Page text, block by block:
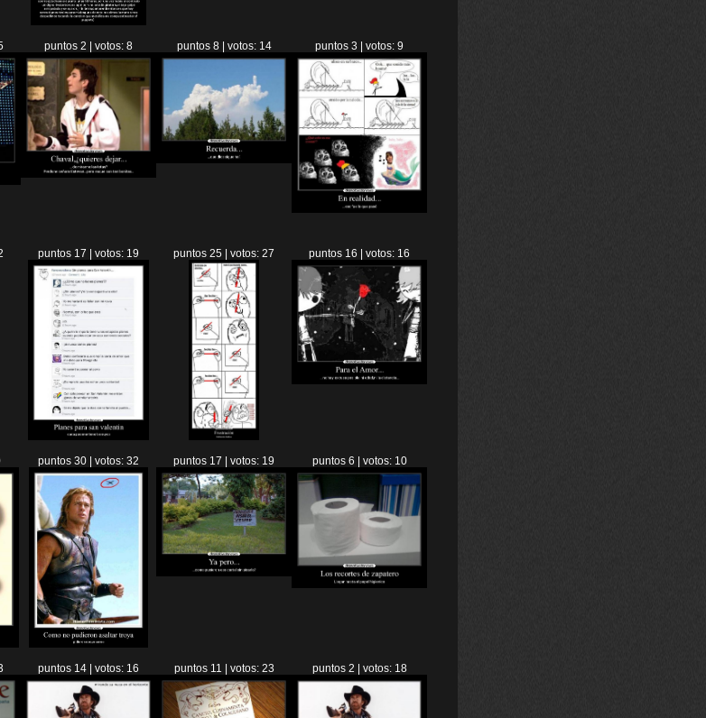
puntos 2 | votos: 8 puntos 8 | votos: 14 puntos 3 | votos: 9
puntos 17 | votos: 19 puntos 25 | votos: 27 puntos 16 | votos: 16
puntos 30 | votos: 32 puntos 17 | votos: 19 puntos 6 | votos: 10
puntos 14 | votos: 16 puntos 11 | votos: 23 puntos 2 | votos: 18